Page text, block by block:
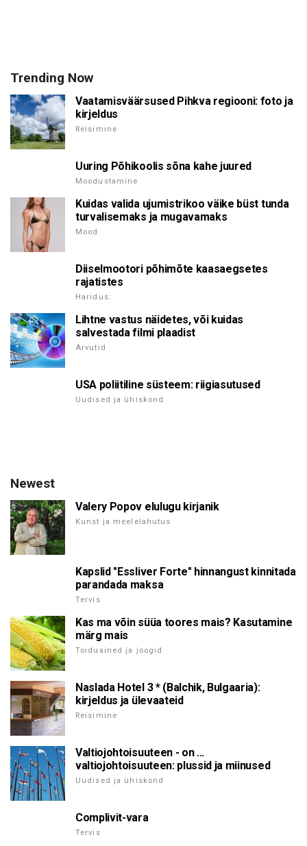
Trending Now
Vaatamisväärsused Pihkva regiooni: foto ja
kirjeldus
Reisimine
Uuring Põhikoolis sõna kahe juured
Moodustamine
Kuidas valida ujumistrikoo väike büst tunda
turvalisemaks ja mugavamaks
Mood
Diiselmootori põhimõte kaasaegsetes
rajatistes
Haridus:
Lihtne vastus näidetes, või kuidas
salvestada filmi plaadist
Arvutid
USA poliitiline süsteem: riigiasutused
Uudised ja ühiskond
Newest
Valery Popov elulugu kirjanik
Kunst ja meelelahutus
Kapslid "Essliver Forte" hinnangust kinnitada
parandada maksa
Tervis
Kas ma võin süüa toores mais? Kasutamine
märg mais
Toiduained ja joogid
Naslada Hotel 3 * (Balchik, Bulgaaria):
kirjeldus ja ülevaateid
Reisimine
Valtiojohtoisuuteen - on ...
valtiojohtoisuuteen: plussid ja miinused
Uudised ja ühiskond
Complivit-vara
Tervis